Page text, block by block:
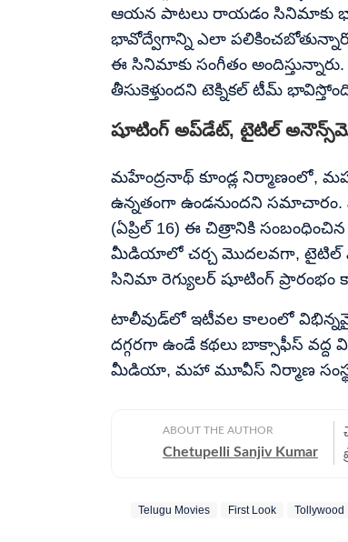
ఆయన పాటలు రాయడం సినిమాకు
భావోద్వేగాన్ని ఎలా
ఈ సినిమాకు సంగీతం
తీసుకెళ్తుందని టెక్నికల్ టీమ్
షూటింగ్ అప్‌డేట్, టైటిల్
మహేంద్రనాథ్ కూండ్ల నిర్మాణంలో,
ఉన్నతంగా ఉండనుందని సమాచారం.
(ఏప్రిల్ 16) ఈ చిత్రానికి
మీడియాలో చర్చ మొదలవగా, టైటిల్ ఏమై
సినిమా రెగ్యులర్ షూటింగ్ ప్రారంభం
టాలీవుడ్‌లో ఇటీవల కాలంలో
దగ్గరగా ఉండే కథలు బాక్సాఫీస్
మీడియా, మహా మూవీస్ నిర్మాణ సంస్థ
ABOUT THE AUTHOR
Chetupelli Sanjiv Kumar
Telugu Movies First Look Tollywood